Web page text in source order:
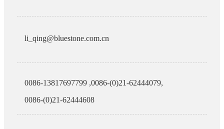
li_qing@bluestone.com.cn
0086-13817697799 ,0086-(0)21-62444079,
0086-(0)21-62444608